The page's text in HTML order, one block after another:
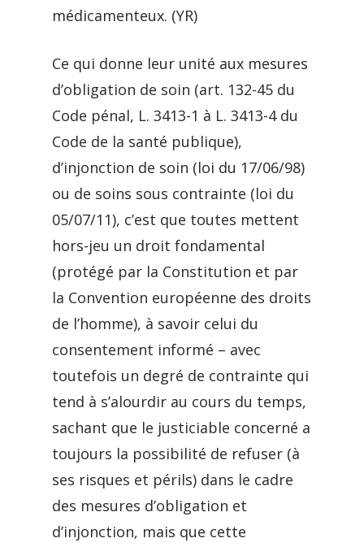
médicamenteux. (YR)
Ce qui donne leur unité aux mesures
d’obligation de soin (art. 132-45 du
Code pénal, L. 3413-1 à L. 3413-4 du
Code de la santé publique),
d’injonction de soin (loi du 17/06/98)
ou de soins sous contrainte (loi du
05/07/11), c’est que toutes mettent
hors-jeu un droit fondamental
(protégé par la Constitution et par
la Convention européenne des droits
de l’homme), à savoir celui du
consentement informé – avec
toutefois un degré de contrainte qui
tend à s’alourdir au cours du temps,
sachant que le justiciable concerné a
toujours la possibilité de refuser (à
ses risques et périls) dans le cadre
des mesures d’obligation et
d’injonction, mais que cette